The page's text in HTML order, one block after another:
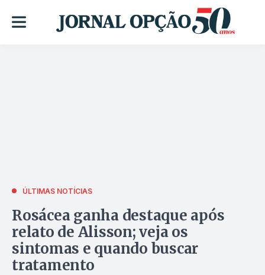
ÚLTIMAS NOTÍCIAS
Rosácea ganha destaque após
relato de Alisson; veja os
sintomas e quando buscar
tratamento